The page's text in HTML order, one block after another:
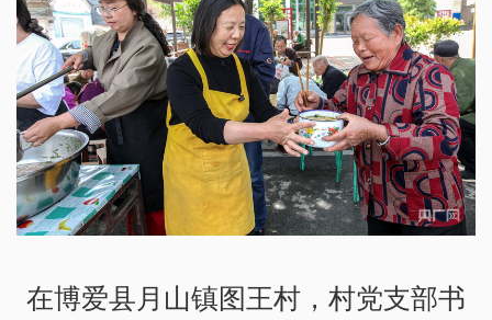
在博爱县月山镇图王村，村党支部书